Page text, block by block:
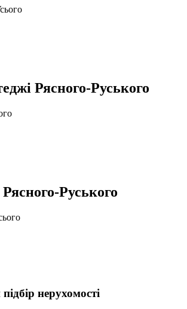
Рясного-Руського
Руського
нерухомості